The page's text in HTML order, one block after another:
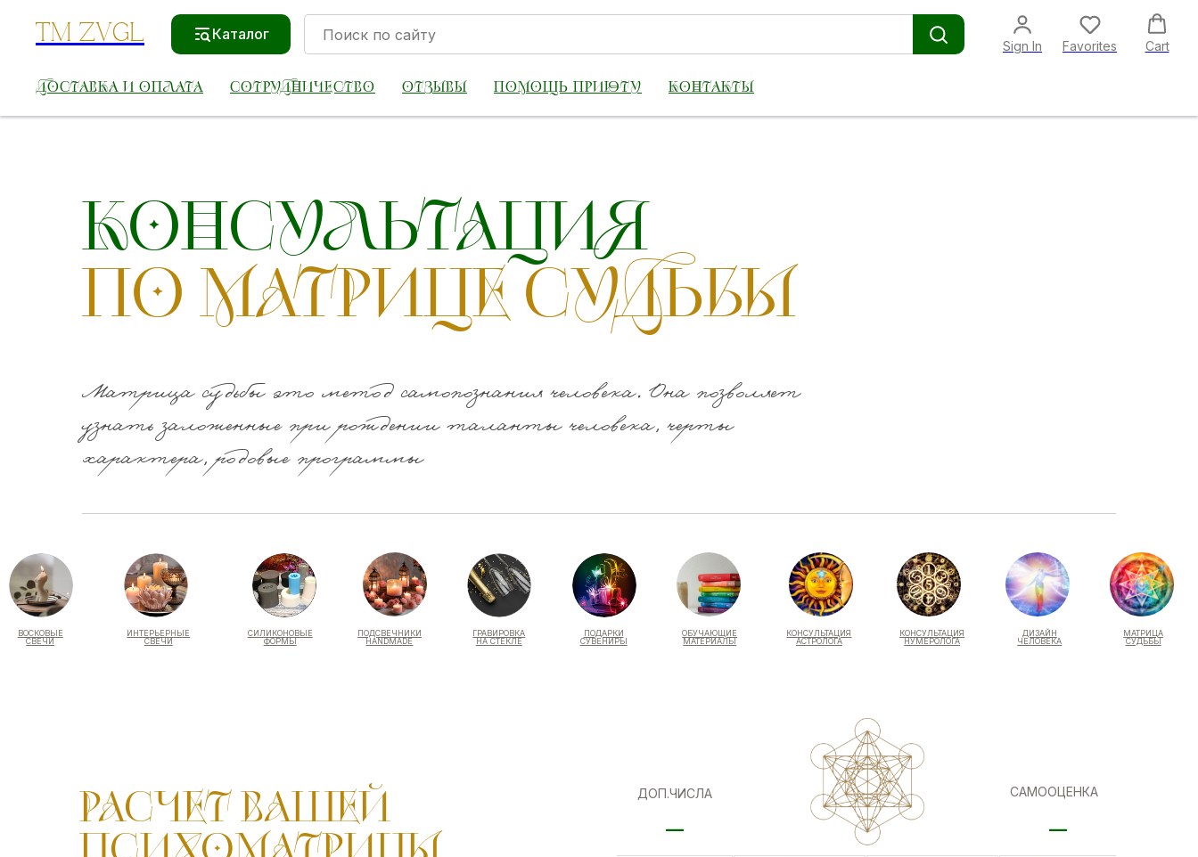
TM ZVGL Каталог
Sign In Favorites Cart
ДОСТАВКА И ОПЛАТА СОТРУДНИЧЕСТВО ОТЗЫВЫ ПОМОЩЬ ПРИЮТУ КОНТАКТЫ
КОНСУЛЬТАЦИЯ
ПО МАТРИЦЕ СУДЬБЫ
Матрица судьбы это метод самопознания человека. Она позволяет
узнать заложенные при рождении таланты человека, черты
характера, родовые программы
МАТРИЦА
СУДЬБЫ
КОНСУЛЬТАЦИЯ
АСТРОЛОГА
ОБУЧАЮЩИЕ
МАТЕРИАЛЫ
КОНСУЛЬТАЦИЯ
НУМЕРОЛОГА
ДИЗАЙН
ЧЕЛОВЕКА
ГРАВИРОВКА
НА СТЕКЛЕ
ПОДАРКИ
СУВЕНИРЫ
ПОДСВЕЧНИКИ
HANDMADE
СИЛИКОНОВЫЕ
ФОРМЫ
ИНТЕРЬЕРНЫЕ
СВЕЧИ
ВОСКОВЫЕ
СВЕЧИ
РАСЧЕТ ВАШЕЙ ДОП.ЧИСЛА САМООЦЕНКА